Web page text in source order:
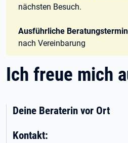
nächsten Besuch.
Ausführliche
nach Vereinbarung
Ich freue mich
Deine Beraterin vor Ort
Kontakt: